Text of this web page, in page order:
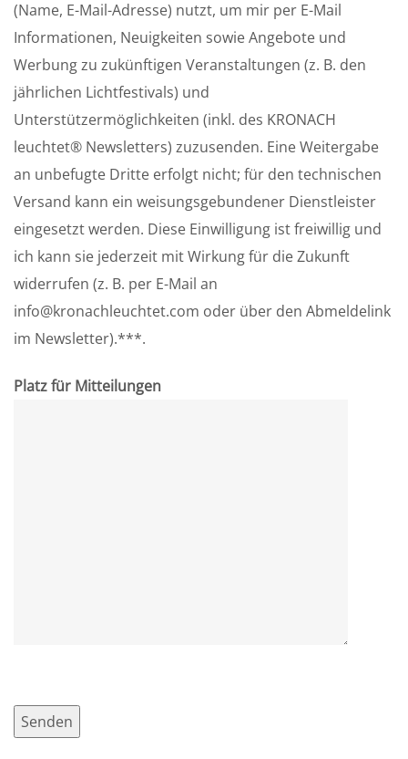
(Name, E-Mail-Adresse) nutzt, um mir per E-Mail
Informationen, Neuigkeiten sowie Angebote und
Werbung zu zukünftigen Veranstaltungen (z. B. den
jährlichen Lichtfestivals) und
Unterstützermöglichkeiten (inkl. des KRONACH
leuchtet® Newsletters) zuzusenden. Eine Weitergabe
an unbefugte Dritte erfolgt nicht; für den technischen
Versand kann ein weisungsgebundener Dienstleister
eingesetzt werden. Diese Einwilligung ist freiwillig und
ich kann sie jederzeit mit Wirkung für die Zukunft
widerrufen (z. B. per E-Mail an
info@kronachleuchtet.com oder über den Abmeldelink
im Newsletter).***.
Platz für Mitteilungen